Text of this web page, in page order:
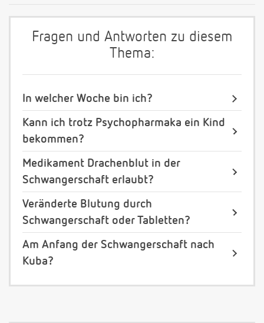
Fragen und Antworten zu diesem
Thema:
In welcher Woche bin ich?
Kann ich trotz Psychopharmaka ein Kind
bekommen?
Medikament Drachenblut in der
Schwangerschaft erlaubt?
Veränderte Blutung durch
Schwangerschaft oder Tabletten?
Am Anfang der Schwangerschaft nach
Kuba?